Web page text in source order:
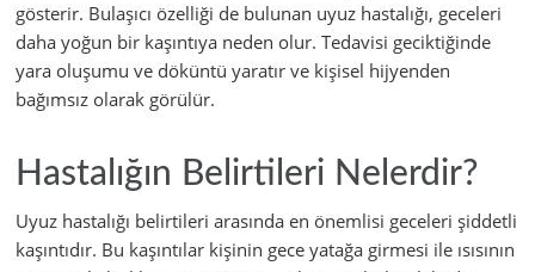
gösterir. Bulaşıcı özelliği de bulunan uyuz hastalığı, geceleri
daha yoğun bir kaşıntıya neden olur. Tedavisi geciktiğinde
yara oluşumu ve döküntü yaratır ve kişisel hijyenden
bağımsız olarak görülür.
Hastalığın Belirtileri Nelerdir?
Uyuz hastalığı belirtileri arasında en önemlisi geceleri şiddetli
kaşıntıdır. Bu kaşıntılar kişinin gece yatağa girmesi ile ısısının